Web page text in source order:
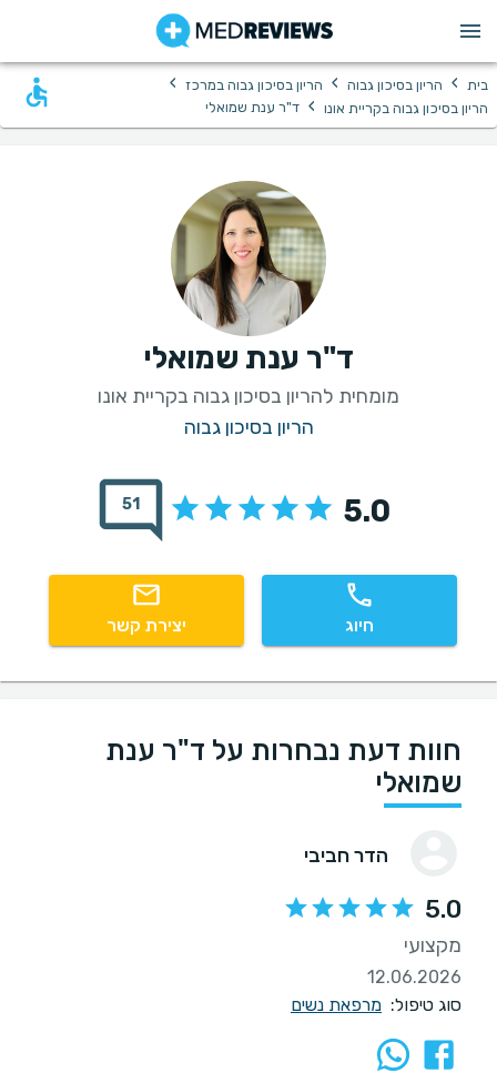
בית › הריון בסיכון גבוה › הריון בסיכון גבוה במרכז ›
הריון בסיכון גבוה בקריית אונו › ד"ר ענת שמואלי
ד"ר ענת שמואלי
מומחית להריון בסיכון גבוה בקריית אונו
הריון בסיכון גבוה
5.0
51
חיוג יצירת קשר
חוות דעת נבחרות על ד"ר ענת
שמואלי
הדר חביבי
5.0
מקצועי
12.06.2026
סוג טיפול: מרפאת נשים